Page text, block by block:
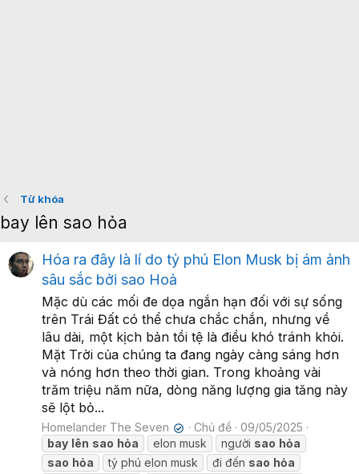
Từ khóa
bay lên sao hỏa
Hóa ra đây là lí do tỷ phú Elon Musk bị ám ảnh
sâu sắc bởi sao Hoả
Mặc dù các mối đe dọa ngắn hạn đối với sự sống
trên Trái Đất có thể chưa chắc chắn, nhưng về
lâu dài, một kịch bản tồi tệ là điều khó tránh khỏi.
Mặt Trời của chúng ta đang ngày càng sáng hơn
và nóng hơn theo thời gian. Trong khoảng vài
trăm triệu năm nữa, dòng năng lượng gia tăng này
sẽ lột bỏ...
Homelander The Seven ✔ Chủ đề
09/05/2025
bay lên sao hỏa elon musk người sao hỏa
sao hỏa tỷ phú elon musk đi đến sao hỏa